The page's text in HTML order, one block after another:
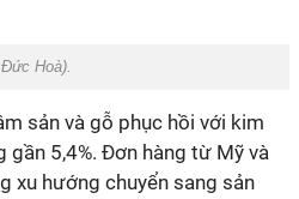
Đức Hoà).
sản và gỗ phục hồi với kim
gần 5,4%. Đơn hàng từ Mỹ và
xu hướng chuyển sang sản